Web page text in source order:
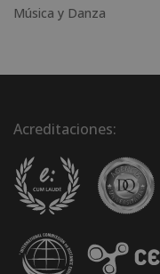
Música y Danza
Acreditaciones: